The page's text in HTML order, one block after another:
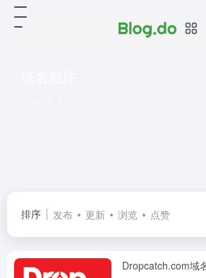
排序 发布 更新 浏览 点赞
Dropcatch.com域